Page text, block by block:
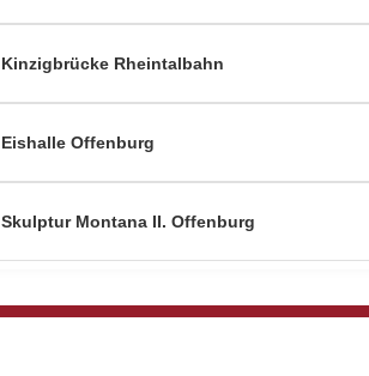
Kinzigbrücke Rheintalbahn
Eishalle Offenburg
Skulptur Montana II. Offenburg